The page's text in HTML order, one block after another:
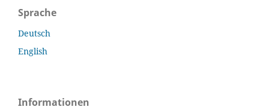
Sprache
Deutsch
English
Informationen